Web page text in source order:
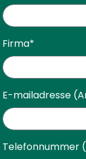
Firma*
E-mailadresse
Telefonnummer